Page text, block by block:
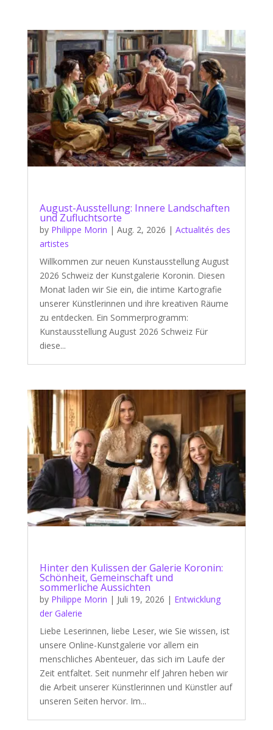
August-Ausstellung: Innere Landschaften
und Zufluchtsorte
by Philippe Morin | Aug. 2, 2026 | Actualités des
artistes
Willkommen zur neuen Kunstausstellung August
2026 Schweiz der Kunstgalerie Koronin. Diesen
Monat laden wir Sie ein, die intime Kartografie
unserer Künstlerinnen und ihre kreativen Räume
zu entdecken. Ein Sommerprogramm:
Kunstausstellung August 2026 Schweiz Für
diese...
Hinter den Kulissen der Galerie Koronin:
Schönheit, Gemeinschaft und
sommerliche Aussichten
by Philippe Morin | Juli 19, 2026 | Entwicklung
der Galerie
Liebe Leserinnen, liebe Leser, wie Sie wissen, ist
unsere Online-Kunstgalerie vor allem ein
menschliches Abenteuer, das sich im Laufe der
Zeit entfaltet. Seit nunmehr elf Jahren heben wir
die Arbeit unserer Künstlerinnen und Künstler auf
unseren Seiten hervor. Im...